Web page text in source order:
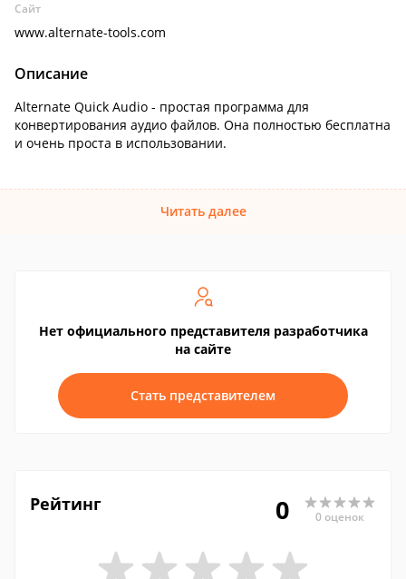
Сайт
www.alternate-tools.com
Описание
Alternate Quick Audio - простая программа для
конвертирования аудио файлов. Она полностью бесплатна
и очень проста в использовании.
Читать далее
Нет официального представителя разработчика
на сайте
Стать представителем
Рейтинг 0 0 оценок